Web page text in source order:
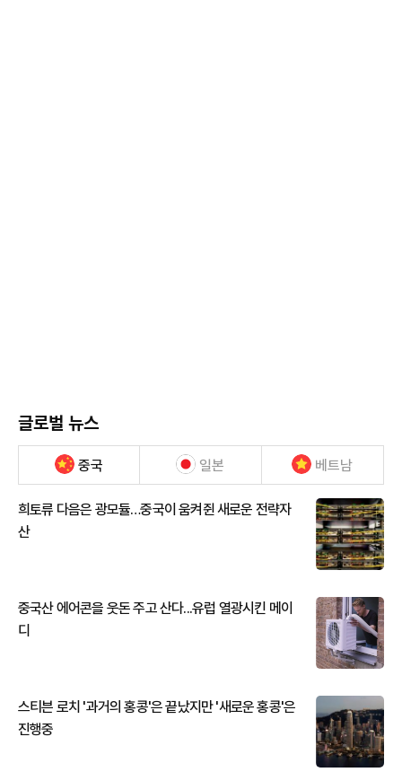
글로벌 뉴스
중국 일본 베트남
희토류 다음은 광모듈…중국이 움켜쥔 새로운 전략자
산
중국산 에어콘을 웃돈 주고 산다...유럽 열광시킨 메이
디
스티븐 로치 '과거의 홍콩'은 끝났지만 '새로운 홍콩'은
진행중